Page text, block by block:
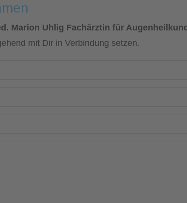
Marion Uhlig Fachärztin für
mit Dir in Verbindung setzen.